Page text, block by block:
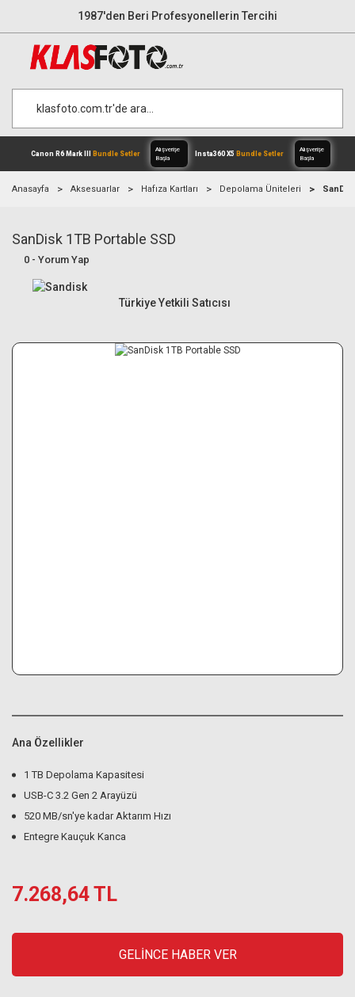
1987'den Beri Profesyonellerin Tercihi
Canon R6 Mark III
Anasayfa Aksesuarlar Hafıza Kartları Depolama Üniteleri
SanDisk 1TB Portable SSD
0 - Yorum Yap
Türkiye Yetkili Satıcısı
Ana Özellikler
1 TB Depolama Kapasitesi
USB-C 3.2 Gen 2 Arayüzü
520 MB/sn'ye kadar Aktarım Hızı
Entegre Kauçuk Kanca
7.268,64 TL
GELİNCE HABER VER